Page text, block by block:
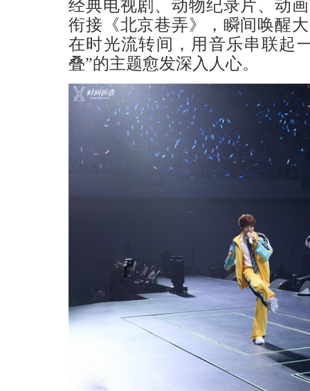
经典电视剧、动物纪录片、动
衔接《北京巷弄》，瞬间唤醒
在时光流转间，用音乐串联起
叠”的主题愈发深入人心。